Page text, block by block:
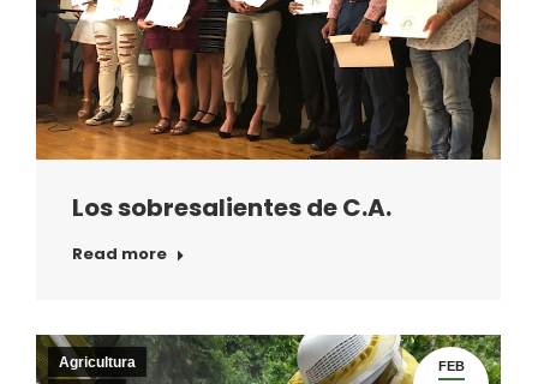
Los sobresalientes de C.A.
Read more
FEB
Agricultura